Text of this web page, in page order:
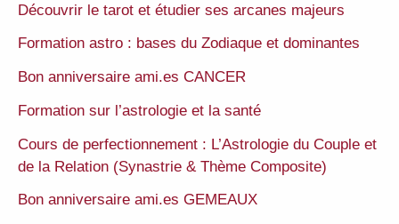
Découvrir le tarot et étudier ses arcanes majeurs
Formation astro : bases du Zodiaque et dominantes
Bon anniversaire ami.es CANCER
Formation sur l’astrologie et la santé
Cours de perfectionnement : L’Astrologie du Couple et
de la Relation (Synastrie & Thème Composite)
Bon anniversaire ami.es GEMEAUX